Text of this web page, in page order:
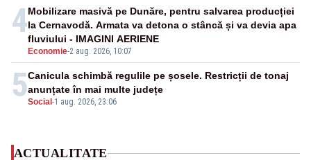
4
Economie-2 aug. 2026, 10:07
Mobilizare masivă pe Dunăre, pentru salvarea producției
la Cernavodă. Armata va detona o stâncă și va devia apa
fluviului - IMAGINI AERIENE
5Social -1 aug. 2026, 23:06
Canicula schimbă regulile pe șosele. Restricții de tonaj
anunțate în mai multe județe
ACTUALITATE